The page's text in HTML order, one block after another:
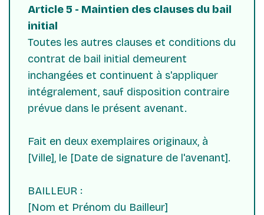
Article 5 - Maintien des clauses du bail
initial
Toutes les autres clauses et conditions du
contrat de bail initial demeurent
inchangées et continuent à s'appliquer
intégralement, sauf disposition contraire
prévue dans le présent avenant.
Fait en deux exemplaires originaux, à
[Ville], le [Date de signature de l'avenant].
BAILLEUR :
[Nom et Prénom du Bailleur]